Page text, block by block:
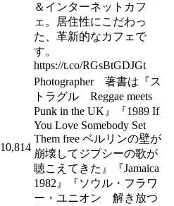
＆インターネットカフ
ェ。居住性にこだわっ
た、革新的なカフェで
す。
https://t.co/RGsBtGDJGt
10,814
Photographer 著書は『ス
トラグル Reggae meets
Punk in the UK』『1989 If
You Love Somebody Set
Them free ベルリンの壁が
崩壊してジプシーの歌が
聴こえてきた』『Jamaica
1982』『ソウル・フラワ
ー・ユニオン 解き放つ